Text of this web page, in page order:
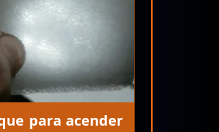
para acender